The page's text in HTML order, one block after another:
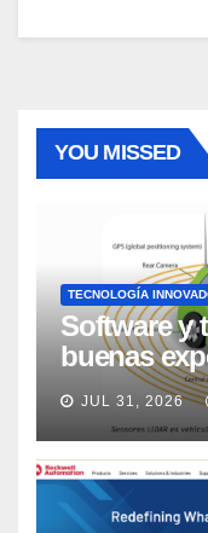
YOU MISSED
TECNOLOGÍA
Software y
buenas
los
Market
JUL 31, 2026